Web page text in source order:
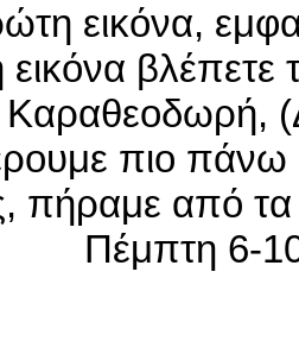
εικόνα,
εικόνα βλέπετε
Καραθεοδωρή,
πιο πάνω
πήραμε από τα
Πέμπτη 6-